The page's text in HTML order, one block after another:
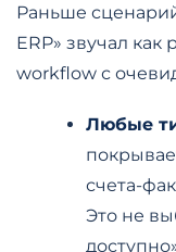
Раньше
ERP» звучал
workflow с
Любые
счета-
Это не